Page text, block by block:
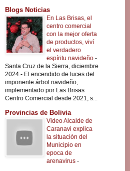
Blogs Noticias
En Las Brisas, el
centro comercial
con la mejor oferta
de productos, viví
el verdadero
espíritu navideño -
Santa Cruz de la Sierra, diciembre
2024.- El encendido de luces del
imponente árbol navideño,
implementado por Las Brisas
Centro Comercial desde 2021, s...
Provincias de Bolivia
Video Alcalde de
Caranavi explica
la situación del
Municipio en
epoca de
arenavirus -